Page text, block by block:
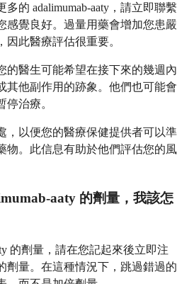
的 adalimumab-aaty，請立即聯繫
感覺良好。過量用藥會增加您患嚴
此醫療評估很重要。
的醫生可能希望在接下來的幾週內
其他副作用的跡象。他們也可能會
治療。
，以便您的醫療保健提供者可以準
物。此信息有助於他們評估您的風
aaty 的劑量，我該怎
的劑量，請在您記起來後立即注
劑量。在這種情況下，跳過錯過的